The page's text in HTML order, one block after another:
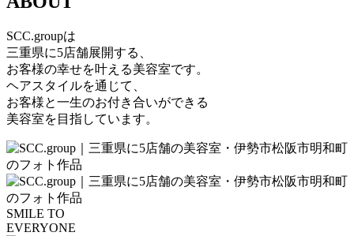
SCC.groupは
三重県に5店舗展開する、
お客様の幸せを叶える美容室です。
ヘアスタイルを通じて、
お客様と一生のお付き合いができる
美容室を目指しています。
SMILE TO
EVERYONE